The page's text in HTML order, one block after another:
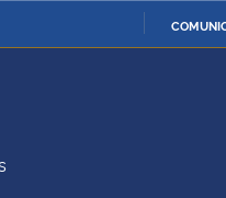
Ministério da Defesa